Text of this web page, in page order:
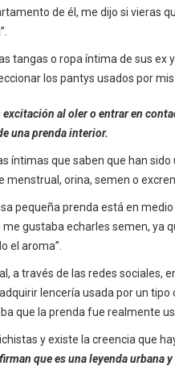
de él, me dijo si vieras
tangas o ropa íntima de sus ex
los pantys usados por mis
al oler o entrar en
una prenda interior.
íntimas que saben que han
menstrual, orina, semen o
pequeña prenda está en
gustaba echarles semen, ya
el aroma”.
a través de las redes sociales,
lencería usada por un tipo
que la prenda fue realmente
y existe la creencia que
que es una leyenda urbana